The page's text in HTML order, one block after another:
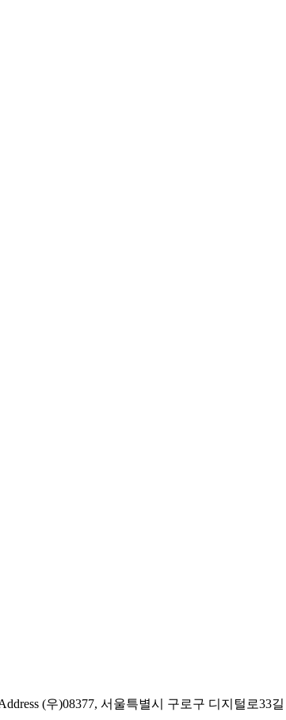
(우)08377, 서울특별시 구로구 디지털로33